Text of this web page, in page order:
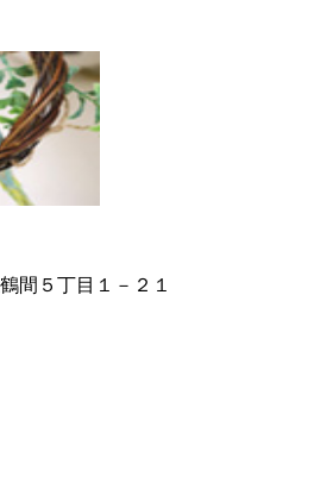
間５丁目１－２１